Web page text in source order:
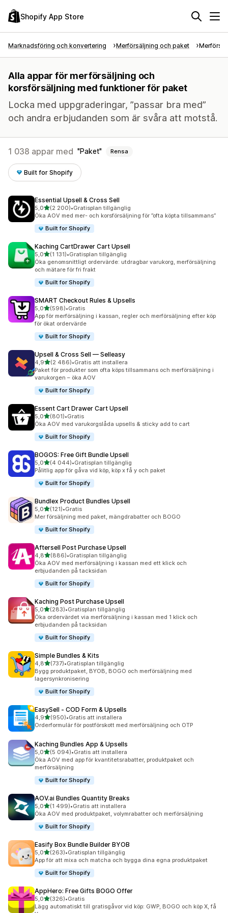
Shopify App Store
Marknadsföring och konvertering Merförsäljning och paket
Alla appar för merförsäljning och
korsförsäljning med funktioner för paket
Locka med uppgraderingar, ”passar bra med”
och andra erbjudanden som är svåra att motstå.
1 038 appar med Paket Rensa
Built for Shopify
Essential Upsell & Cross Sell
5,0av 5 stjärnor
(2 200)
2200 recensioner totalt
•Gratisplan tillgänglig
Öka AOV med mer- och korsförsäljning för ”ofta köpta tillsammans”
Built for Shopify
Kaching CartDrawer Cart Upsell
5,0av 5 stjärnor
(1 131)
1131 recensioner totalt
•Gratisplan tillgänglig
Öka genomsnittligt ordervärde: utdragbar varukorg, merförsäljning
och mätare för fri frakt
Built for Shopify
SMART Checkout Rules & Upsells
5,0av 5 stjärnor
(598)
598 recensioner totalt
•Gratis
App för merförsäljning i kassan, regler och merförsäljning efter köp
för ökat ordervärde
Built for Shopify
Upsell & Cross Sell — Selleasy
4,9av 5 stjärnor
(2 486)
2486 recensioner totalt
•Gratis att installera
Paket för produkter som ofta köps tillsammans och merförsäljning i
varukorgen – öka AOV
Built for Shopify
Essent Cart Drawer Cart Upsell
5,0av 5 stjärnor
(801)
801 recensioner totalt
•Gratis
Öka AOV med varukorgslåda upsells & sticky add to cart
Built for Shopify
BOGOS: Free Gift Bundle Upsell
5,0av 5 stjärnor
(4 044)
4044 recensioner totalt
•Gratisplan tillgänglig
Pålitlig app för gåva vid köp, köp x få y och paket
Built for Shopify
Bundlex Product Bundles Upsell
5,0av 5 stjärnor
(121)
121 recensioner totalt
•Gratis
Mer försäljning med paket, mängdrabatter och BOGO
Built for Shopify
Aftersell Post Purchase Upsell
4,8av 5 stjärnor
(886)
886 recensioner totalt
•Gratisplan tillgänglig
Öka AOV med merförsäljning i kassan med ett klick och
erbjudanden på tacksidan
Built for Shopify
Kaching Post Purchase Upsell
5,0av 5 stjärnor
(283)
283 recensioner totalt
•Gratisplan tillgänglig
Öka ordervärdet via merförsäljning i kassan med 1 klick och
erbjudanden på tacksidan
Built for Shopify
Simple Bundles & Kits
4,8av 5 stjärnor
(737)
737 recensioner totalt
•Gratisplan tillgänglig
Bygg produktpaket, BYOB, BOGO och merförsäljning med
lagersynkronisering
Built for Shopify
EasySell ‑ COD Form & Upsells
4,9av 5 stjärnor
(950)
950 recensioner totalt
•Gratis att installera
Orderformulär för postförskott med merförsäljning och OTP
Kaching Bundles App & Upsells
5,0av 5 stjärnor
(5 094)
5094 recensioner totalt
•Gratis att installera
Öka AOV med app för kvantitetsrabatter, produktpaket och
merförsäljning
Built for Shopify
AOV.ai Bundles Quantity Breaks
5,0av 5 stjärnor
(1 499)
1499 recensioner totalt
•Gratis att installera
Öka AOV med produktpaket, volymrabatter och merförsäljning
Built for Shopify
Easify Box Bundle Builder BYOB
5,0av 5 stjärnor
(263)
263 recensioner totalt
•Gratisplan tillgänglig
App för att mixa och matcha och bygga dina egna produktpaket
Built for Shopify
AppHero: Free Gifts BOGO Offer
5,0av 5 stjärnor
(326)
326 recensioner totalt
•Gratis
Lägg automatiskt till gratisgåvor vid köp: GWP, BOGO och köp X, få